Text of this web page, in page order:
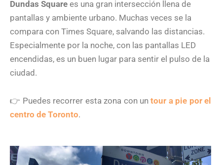
Dundas Square es una gran intersección llena de
pantallas y ambiente urbano. Muchas veces se la
compara con Times Square, salvando las distancias.
Especialmente por la noche, con las pantallas LED
encendidas, es un buen lugar para sentir el pulso de la
ciudad.
👉 Puedes recorrer esta zona con untour a pie por el
centro de Toronto.